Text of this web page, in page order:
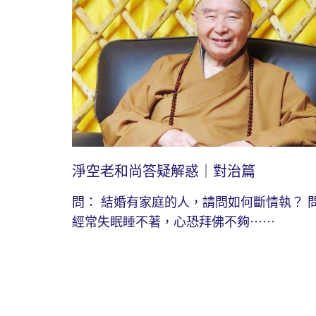
淨空老和尚答疑解惑｜對治篇
問： 結婚有家庭的人，請問如何斷情執？
經常失眠睡不著，心恐拜佛不夠⋯⋯